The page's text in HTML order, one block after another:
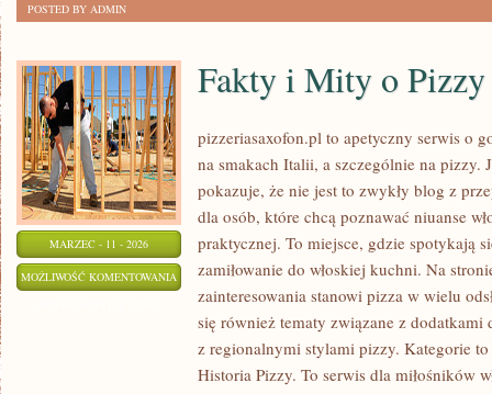
POSTED BY ADMIN
MARZEC - 11 - 2026
MOŻLIWOŚĆ KOMENTOWANIA FAKTY
MITY
PIZZY
Fakty i Mity o Pizzy
pizzeriasaxofon.pl to apetyczny serwis o
na smakach Italii, a szczególnie na pizzy.
pokazuje, że nie jest to zwykły blog z
dla osób, które chcą poznawać niuanse
praktycznej. To miejsce, gdzie spotykają
zamiłowanie do włoskiej kuchni. Na
zainteresowania stanowi pizza w wielu
się również tematy związane z dodatkami
z regionalnymi stylami pizzy. Kategorie
Historia Pizzy. To serwis dla miłośników